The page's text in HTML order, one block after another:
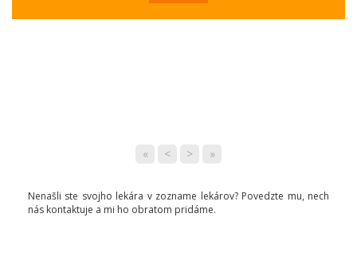
« < > »
Nenašli ste svojho lekára v zozname lekárov? Povedzte mu, nech
nás kontaktuje a mi ho obratom pridáme.